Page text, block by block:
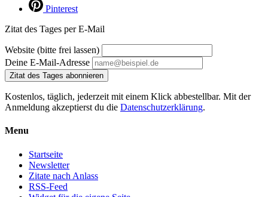
Pinterest
Zitat des Tages per E-Mail
Website (bitte frei lassen)
Deine E-Mail-Adresse
Zitat des Tages abonnieren
Kostenlos, täglich, jederzeit mit einem Klick abbestellbar. Mit der
Anmeldung akzeptierst du die Datenschutzerklärung.
Menu
Startseite
Newsletter
Zitate nach Anlass
RSS-Feed